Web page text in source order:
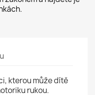
kterou může dítě
rukou.